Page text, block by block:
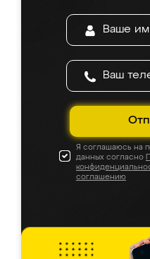
Я соглашаюсь на
данных согласно
соглашению